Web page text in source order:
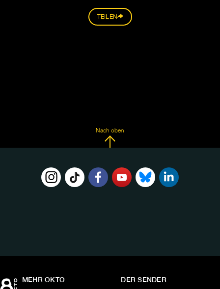
TEILEN
Nach oben
MEHR OKTO DER SENDER